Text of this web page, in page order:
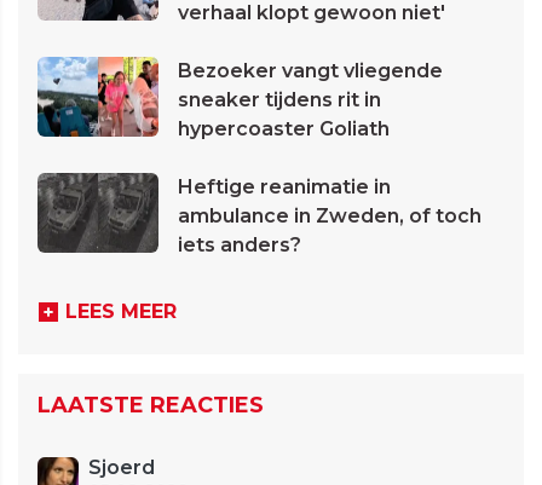
verhaal klopt gewoon niet'
Bezoeker vangt vliegende
sneaker tijdens rit in
hypercoaster Goliath
Heftige reanimatie in
ambulance in Zweden, of toch
iets anders?
LEES MEER
LAATSTE REACTIES
Sjoerd